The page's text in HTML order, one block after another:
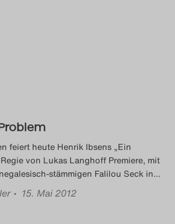
feiert heute Henrik Ibsens „Ein
von Lukas Langhoff Premiere, mit
stämmigen Falilou Seck in…
• 15. Mai 2012